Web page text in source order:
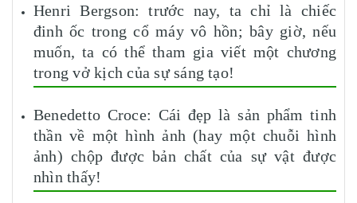
Henri Bergson: trước nay, ta chỉ là chiếc
đinh ốc trong cổ máy vô hồn; bây giờ, nếu
muốn, ta có thể tham gia viết một chương
trong vở kịch của sự sáng tạo!
Benedetto Croce: Cái đẹp là sản phẩm tinh
thần về một hình ảnh (hay một chuỗi hình
ảnh) chộp được bản chất của sự vật được
nhìn thấy!